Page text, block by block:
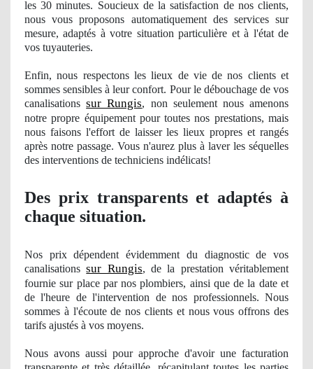
les 30 minutes. Soucieux de la satisfaction de nos clients,
nous vous proposons automatiquement des services sur
mesure, adaptés à votre situation particulière et à l'état de
vos tuyauteries.
Enfin, nous respectons les lieux de vie de nos clients et
sommes sensibles à leur confort. Pour le débouchagede vos
canalisationssur Rungis, non seulement nous amenons
notre propre équipement pour toutes nos prestations, mais
nous faisons l'effort de laisser les lieuxpropres et rangés
après notre passage. Vous n'aurez plus à laver les séquelles
des interventions de techniciens indélicats!
Des prix transparents et adaptés à
chaque situation.
Nos prix dépendent évidemment du diagnosticde vos
canalisationssur Rungis, de la prestation véritablement
fournie sur place par nos plombiers, ainsi que de la date et
de l'heure de l'intervention de nos professionnels. Nous
sommes à l'écoute de nos clients et nous vous offrons des
tarifs ajustés à vos moyens.
Nous avons aussi pour approche d'avoir une facturation